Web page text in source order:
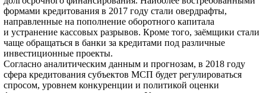
формами кредитования в 2017 году стали овердрафты,
направленные на пополнение оборотного капитала
и устранение кассовых разрывов. Кроме того, заёмщики стали
чаще обращаться в банки за кредитами под различные
инвестиционные проекты.
Согласно аналитическим данным и прогнозам, в 2018 году
сфера кредитования субъектов МСП будет регулироваться
спросом, уровнем конкуренции и политикой оценки